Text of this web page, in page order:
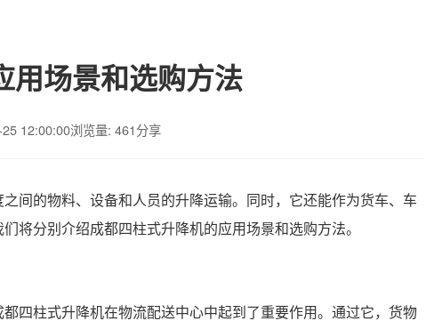
用场景和选购方法
12:00:00浏览量: 461分享
间的物料、设备和人员的升降运输。同时，它还能作为货车、车
将分别介绍成都四柱式升降机的应用场景和选购方法。
四柱式升降机在物流配送中心中起到了重要作用。通过它，货物